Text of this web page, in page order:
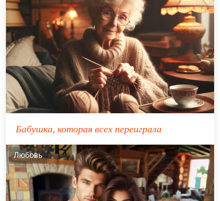
Бабушка, которая всех переиграла
Любовь